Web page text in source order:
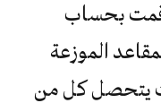
بحساب
الموزعة
يتحصل كل من